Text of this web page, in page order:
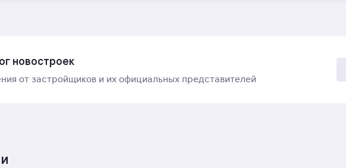
новостроек
от застройщиков и их официальных представителей